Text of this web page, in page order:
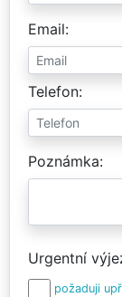
Email
Telefon
Poznámka
Urgentní
požaduji